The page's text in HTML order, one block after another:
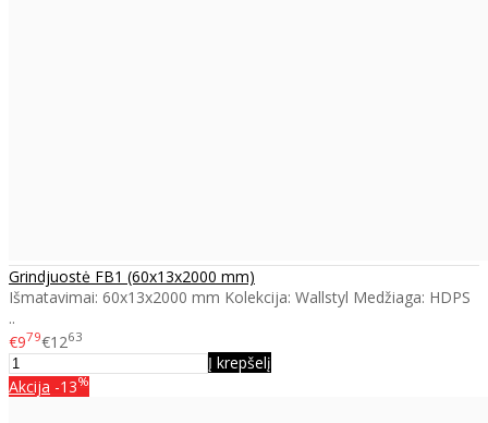
Grindjuostė FB1 (60x13x2000 mm)
Išmatavimai: 60x13x2000 mm Kolekcija: Wallstyl Medžiaga: HDPS
..
€979€1263
Į krepšelį
Akcija -13%